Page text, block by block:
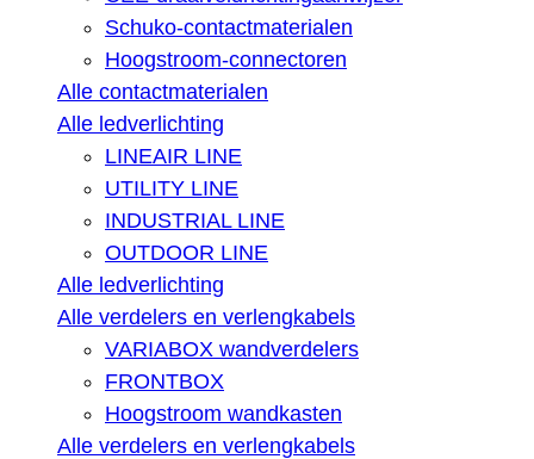
Schuko-contactmaterialen
Hoogstroom-connectoren
Alle contactmaterialen
Alle ledverlichting
LINEAIR LINE
UTILITY LINE
INDUSTRIAL LINE
OUTDOOR LINE
Alle ledverlichting
Alle verdelers en verlengkabels
VARIABOX wandverdelers
FRONTBOX
Hoogstroom wandkasten
Alle verdelers en verlengkabels